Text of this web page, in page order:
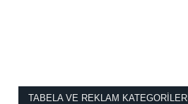
TABELA VE REKLAM KATEGORILERI